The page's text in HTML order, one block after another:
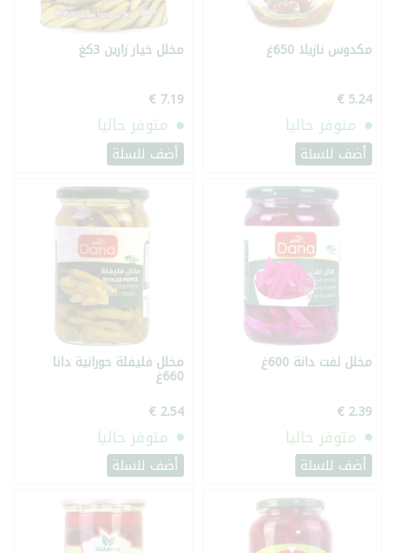
مكدوس نازيلا 650غ
متوفر حاليا
أضف للسلة
مخلل خيار زارين 3كغ
متوفر حاليا
أضف للسلة
مخلل لفت دانة 600غ
متوفر حاليا
أضف للسلة
مخلل فليفلة حورانية دانا
660غ
متوفر حاليا
أضف للسلة